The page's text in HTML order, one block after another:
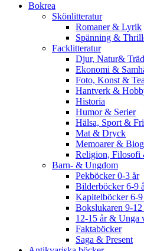
Bokrea
Skönlitteratur
Romaner & Lyrik
Spänning &
Facklitteratur
Djur, Natur&
Ekonomi &
Foto, Konst &
Hantverk &
Historia
Humor & Serier
Hälsa, Sport &
Mat & Dryck
Memoarer &
Religion, Filosofi
Barn- & Ungdom
Pekböcker 0-3 år
Bilderböcker 6-9
Kapitelböcker 6-9
Bokslukaren 9-12
12-15 år & Unga
Faktaböcker
Saga & Present